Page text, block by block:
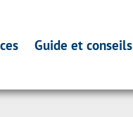
Guide et conseils